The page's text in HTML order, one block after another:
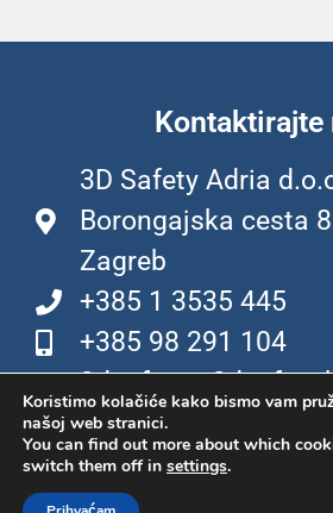
Kontaktirajte
3D Safety Adria
Borongajska cesta
Zagreb
+385 1 3535 445
+385 98 291 104
Koristimo kolačiće kako bismo vam
našoj web stranici.
You can find out more about which
switch them off in settings.